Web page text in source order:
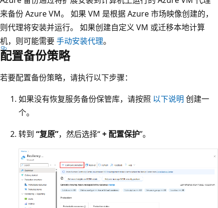
来备份 Azure VM。 如果 VM 是根据 Azure 市场映像创建的，
则代理将安装并运行。 如果创建自定义 VM 或迁移本地计算
机，则可能需要手动安装代理。
配置备份策略
若要配置备份策略，请执行以下步骤：
如果没有恢复服务备份保管库，请按照 以下说明 创建一
个。
转到 “复原”，然后选择“+ 配置保护”。